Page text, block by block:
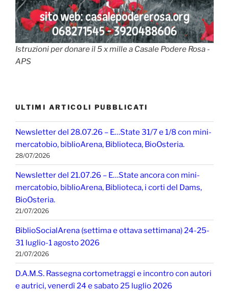
Istruzioni per donare il 5 x mille a Casale Podere Rosa -
APS
ULTIMI ARTICOLI PUBBLICATI
Newsletter del 28.07.26 – E…State 31/7 e 1/8 con mini-
mercatobio, biblioArena, Biblioteca, BioOsteria.
28/07/2026
Newsletter del 21.07.26 – E…State ancora con mini-
mercatobio, biblioArena, Biblioteca, i corti del Dams,
BioOsteria.
21/07/2026
BiblioSocialArena (settima e ottava settimana) 24-25-
31 luglio-1 agosto 2026
21/07/2026
D.A.M.S. Rassegna cortometraggi e incontro con autori
e autrici, venerdì 24 e sabato 25 luglio 2026